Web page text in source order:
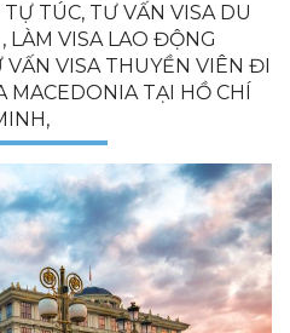
TÚC, TƯ VẤN VISA DU
LÀM VISA LAO ĐỘNG
VISA THUYỀN VIÊN ĐI
MACEDONIA TẠI HỒ CHÍ